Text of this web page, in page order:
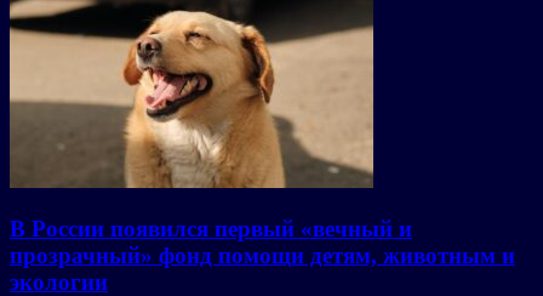
В России появился первый «вечный и
прозрачный» фонд помощи детям, животным и
экологии